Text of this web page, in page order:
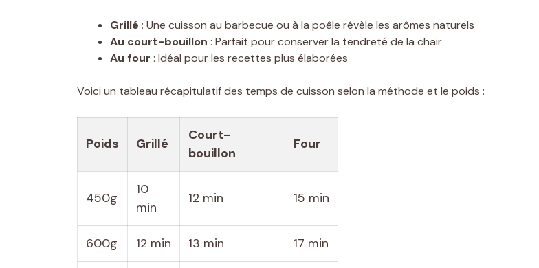
Grillé : Une cuisson au barbecue ou à la poêle révèle les arômes naturels
Au court-bouillon : Parfait pour conserver la tendreté de la chair
Au four : Idéal pour les recettes plus élaborées
Voici un tableau récapitulatif des temps de cuisson selon la méthode et le poids :
Poids Grillé
Court-
bouillon
Four
450g
10
min
12 min 15 min
600g 12 min 13 min 17 min